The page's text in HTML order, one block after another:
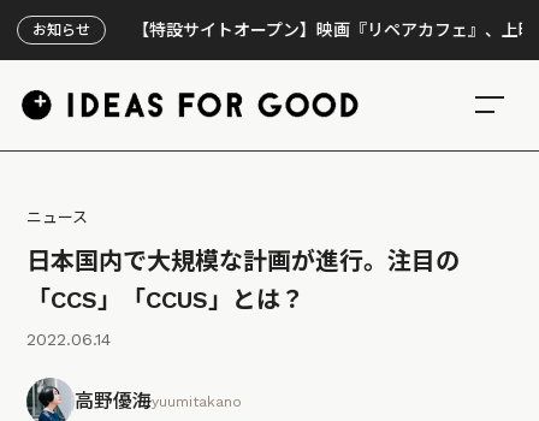
お知らせ【特設サイトオープン】映画『リペアカフェ』、上映300回
ニュース
日本国内で大規模な計画が進行。注目の
「CCS」「CCUS」とは？
2022.06.14
高野優海yuumitakano